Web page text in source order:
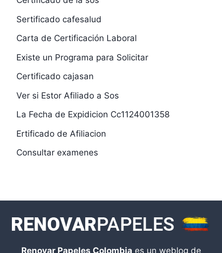
Sertificado cafesalud
Carta de Certificación Laboral
Existe un Programa para Solicitar
Certificado cajasan
Ver si Estor Afiliado a Sos
La Fecha de Expidicion Cc1124001358
Ertificado de Afiliacion
Consultar examenes
Renovar Papeles Colombia es un weblog de